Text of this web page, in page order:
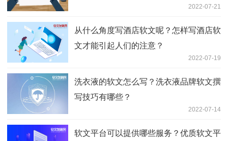
2022-07-21
从什么角度写酒店软文呢？怎样写酒店软
文才能引起人们的注意？
2022-07-19
洗衣液的软文怎么写？洗衣液品牌软文撰
写技巧有哪些？
2022-07-14
软文平台可以提供哪些服务？优质软文平